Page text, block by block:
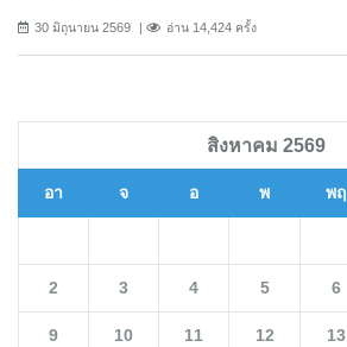
30 มิถุนายน 2569 อ่าน 14,424 ครั้ง
สิงหาคม 2569
อา จ อ พ พฤ
2 3 4 5 6
9 10 11 12 13